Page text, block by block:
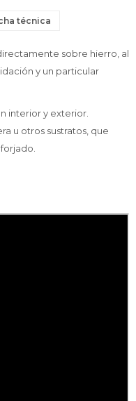
sobre hierro, al
y un particular
interior y exterior.
u otros sustratos, que
técnica